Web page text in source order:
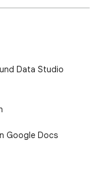
Data Studio
Google Docs